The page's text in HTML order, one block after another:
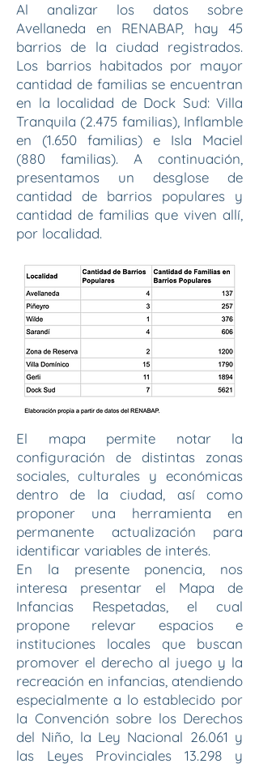
Al analizar los datos sobre
Avellaneda en RENABAP, hay 45
barrios de la ciudad registrados.
Los barrios habitados por mayor
cantidad de familias se encuentran
en la localidad de Dock Sud: Villa
Tranquila (2.475 familias), Inflamble
en (1.650 familias) e Isla Maciel
(880 familias). A continuación,
presentamos un desglose de
cantidad de barrios populares y
cantidad de familias que viven allí,
por localidad.
El mapa permite notar la
configuración de distintas zonas
sociales, culturales y económicas
dentro de la ciudad, así como
proponer una herramienta en
permanente actualización para
identificar variables de interés.
​En la presente ponencia, nos
interesa presentar el Mapa de
Infancias Respetadas, el cual
propone relevar espacios e
instituciones locales que buscan
promover el derecho al juego y la
recreación en infancias, atendiendo
especialmente a lo establecido por
la Convención sobre los Derechos
del Niño, la Ley Nacional 26.061 y
las Leyes Provinciales 13.298 y